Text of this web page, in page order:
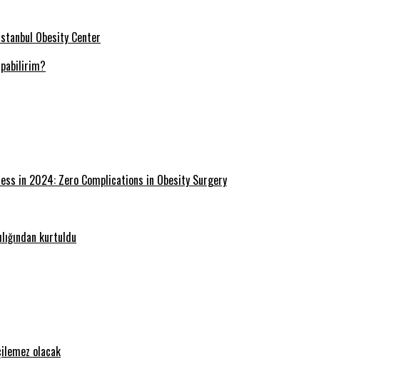
Obesity Center
in 2024: Zero Complications in Obesity Surgery
kurtuldu
olacak